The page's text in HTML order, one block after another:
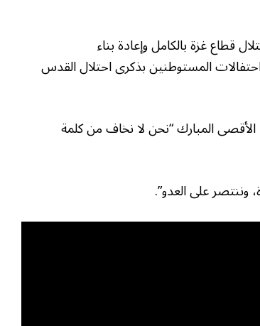
قطاع غزة بالكامل وإعادة بناء
المستوطنين بذكرى احتلال القدس
المبارك “نحن لا نخاف من كلمة
على العدو”.